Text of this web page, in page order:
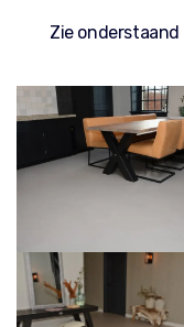
Zie onderstaand